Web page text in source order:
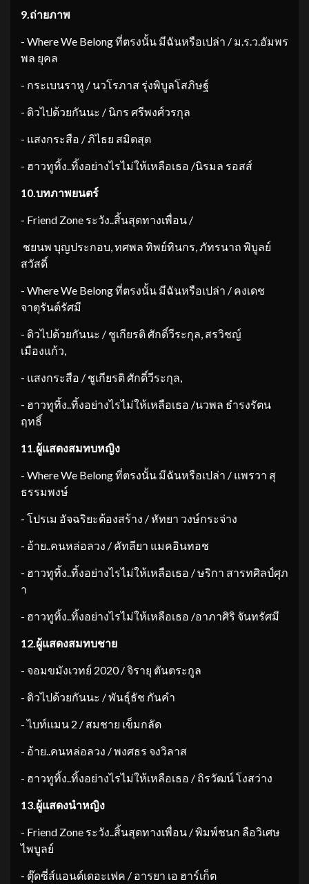
9. ถ่ายภาพ
​- Where We Belong ที่ตรงนั้น มีฉันหรือเปล่า / ม.ร.ว.อัมพร
พล ยุคล
​- กระเบนราหู / นวโรภาส รุ่งพิบูลโสภิษฐ์
​- ดิวไปด้วยกันนะ / นิกร ศรีพงศ์วรกุล
​- แสงกระสือ / ภิไธย สมิตสุต
​- ฮาวทูทิ้ง..ทิ้งอย่างไรไม่ให้เหลือเธอ /นิรมล รอสส์
10. บทภาพยนตร์
​- Friend Zone ระวัง..สิ้นสุดทางเพื่อน /
​ชยนพ บุญประกอบ, ทศพล ทิพย์ทินกร, ภัทรนาถ พิบูลย์
สวัสดิ์
​- Where We Belong ที่ตรงนั้น มีฉันหรือเปล่า / คงเดช
จาตุรันต์รัศมี
​- ดิวไปด้วยกันนะ / ชูเกียรติ ศักดิ์วีระกุล, สรวิชญ์
เมืองแก้ว,
​- แสงกระสือ / ชูเกียรติ ศักดิ์วีระกุล,
​- ฮาวทูทิ้ง..ทิ้งอย่างไรไม่ให้เหลือเธอ /นวพล ธำรงรัตน
ฤทธิ์
11. ผู้แสดงสมทบหญิง
​- Where We Belong ที่ตรงนั้น มีฉันหรือเปล่า / แพรวา สุ
ธรรมพงษ์
​- โปรเม อัจฉริยะต้องสร้าง / หัทยา วงษ์กระจ่าง
​- อ้าย..คนหล่อลวง / คัทลียา แมคอินทอช
​- ฮาวทูทิ้ง..ทิ้งอย่างไรไม่ให้เหลือเธอ / ษริกา สารทศิลป์ศุภ
า
​- ฮาวทูทิ้ง..ทิ้งอย่างไรไม่ให้เหลือเธอ /อาภาศิริ จันทรัศมี
12. ผู้แสดงสมทบชาย
​- จอมขมังเวทย์ 2020 / จิรายุ ตันตระกูล
​- ดิวไปด้วยกันนะ / พันธุ์ธัช กันคำ
​- ไบท์แมน 2 / สมชาย เข็มกลัด
​- อ้าย..คนหล่อลวง / พงศธร จงวิลาส
​- ฮาวทูทิ้ง..ทิ้งอย่างไรไม่ให้เหลือเธอ / ถิรวัฒน์ โงสว่าง
13. ผู้แสดงนำหญิง
​- Friend Zone ระวัง..สิ้นสุดทางเพื่อน / พิมพ์ชนก ลือวิเศษ
ไพบูลย์
​- ตุ๊ดซี่ส์แอนด์เดอะเฟค / อารยา เอ ฮาร์เก็ต